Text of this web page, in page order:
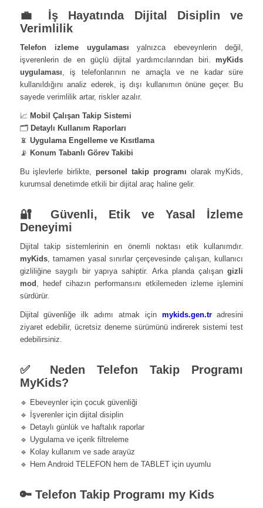
💼 İş Hayatında Dijital Disiplin ve
Verimlilik
Telefon izleme uygulaması yalnızca ebeveynlerin değil,
işverenlerin de en güçlü dijital yardımcılarından biri. myKids
uygulaması, iş telefonlarının ne amaçla ve ne kadar süre
kullanıldığını analiz ederek, iş dışı kullanımın önüne geçer. Bu
sayede verimlilik artar, riskler azalır.
📈 Mobil Çalışan Takip Sistemi
🗂️ Detaylı Kullanım Raporları
📵 Uygulama Engelleme ve Kısıtlama
📡 Konum Tabanlı Görev Takibi
Bu işlevlerle birlikte, personel takip programı olarak myKids,
kurumsal denetimde etkili bir dijital araç haline gelir.
🔐 Güvenli, Etik ve Yasal İzleme
Deneyimi
Dijital takip sistemlerinin en önemli noktası etik kullanımdır.
myKids, tamamen yasal sınırlar çerçevesinde çalışan, kullanıcı
gizliliğine saygılı bir yapıya sahiptir. Arka planda çalışangizli
mod , hedef cihazın performansını etkilemeden izleme işlemini
sürdürür.
Dijital güvenliğe ilk adımı atmak için mykids.gen.tradresini
ziyaret edebilir, ücretsiz deneme sürümünü indirerek sistemi test
edebilirsiniz.
✅ Neden Telefon Takip Programı
MyKids?
🔹 Ebeveynler için çocuk güvenliği
🔹 İşverenler için dijital disiplin
🔹 Detaylı günlük ve haftalık raporlar
🔹 Uygulama ve içerik filtreleme
🔹 Kolay kullanım ve sade arayüz
🔹 Hem Android TELEFON hem de TABLET için uyumlu
🔑 Telefon Takip Programı my Kids